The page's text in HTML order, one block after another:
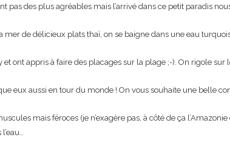
pas des plus agréables mais l’arrivé dans ce petit paradis
de délicieux plats thaï, on se baigne dans une eau
ont appris à faire des placages sur la plage ;-). On rigole sur
eux aussi en tour du monde ! On vous souhaite une belle
mais féroces (je n’exagère pas, à côté de ça